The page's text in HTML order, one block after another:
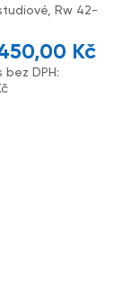
Rw 42-
Kč
bez DPH: